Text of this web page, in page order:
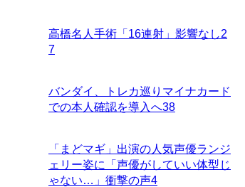
高橋名人手術「16連射」影響なし2
7
バンダイ、トレカ巡りマイナカード
での本人確認を導入へ38
「まどマギ」出演の人気声優ランジ
ェリー姿に「声優がしていい体型じ
ゃない…」衝撃の声4